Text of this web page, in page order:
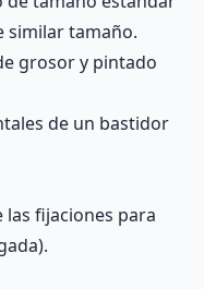
similar tamaño.
grosor y pintado
de un bastidor
fijaciones para